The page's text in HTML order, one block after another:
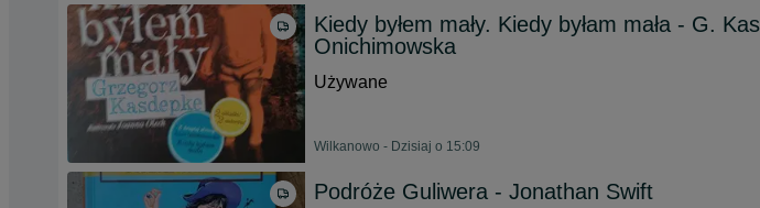
Kiedy byłem mały. Kiedy byłam mała - G.
Onichimowska
Używane
Wilkanowo - Dzisiaj o 15:09
Podróże Guliwera - Jonathan Swift